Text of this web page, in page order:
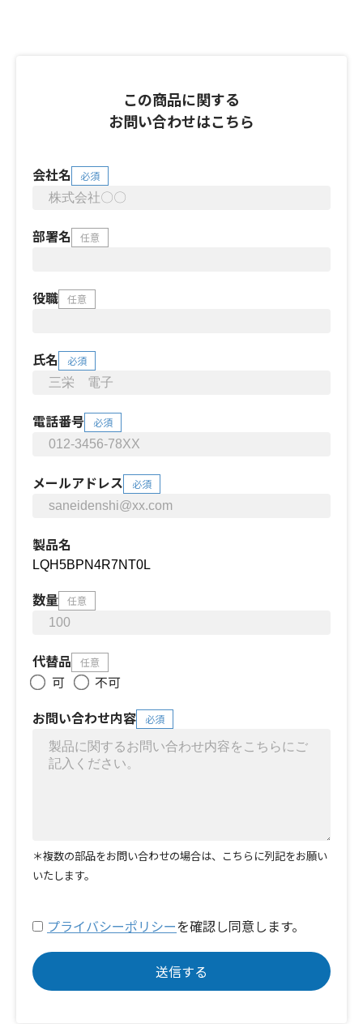
この商品に関する
お問い合わせはこちら
会社名 必須
部署名 任意
役職 任意
氏名 必須
電話番号 必須
メールアドレス 必須
製品名
数量 任意
代替品 任意
可
不可
お問い合わせ内容
必須
＊複数の部品をお問い合わせの場合は、こちらに列記をお願い
いたします。
プライバシーポリシーを確認し同意します。